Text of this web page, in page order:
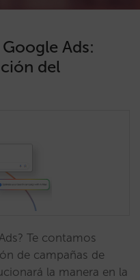
Ads:
del
Te contamos
de campañas de
la manera en la